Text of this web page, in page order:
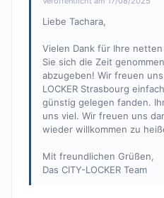
Liebe Tachara,
Vielen Dank für Ihre
Sie sich die Zeit
abzugeben! Wir freuen
LOCKER Strasbourg
günstig gelegen fanden.
uns viel. Wir freuen uns
wieder willkommen zu
Mit freundlichen Grüßen,
Das CITY-LOCKER Team